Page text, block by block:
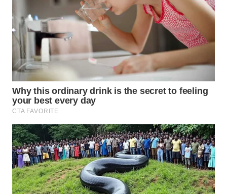
WN
NATUNA
WN
BINTAN
WN
MANDALIKA
WN
LIKUPANG
WN
LABUANBAJO